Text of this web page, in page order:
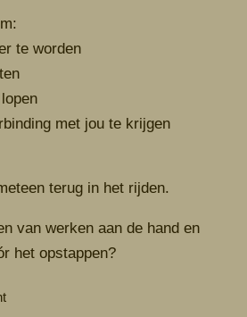
te worden
met jou te krijgen
terug in het rijden.
van werken aan de hand en
het opstappen?